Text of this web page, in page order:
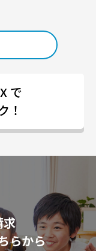
で
！
求
らから